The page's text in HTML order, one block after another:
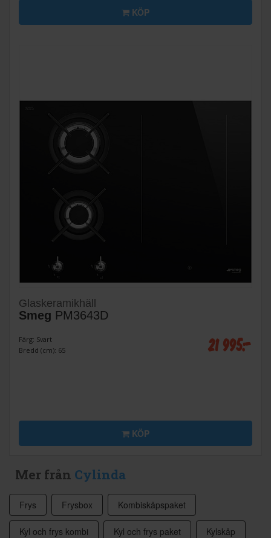
KÖP
Glaskeramikhäll
Smeg PM3643D
Färg: Svart
Bredd (cm): 65
21 995:-
KÖP
Mer från Cylinda
Frys Frysbox Kombiskåpspaket
Kyl och frys kombi Kyl och frys paket Kylskåp